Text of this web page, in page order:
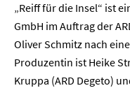
„Reiff für die Insel“ ist
GmbH im Auftrag der
Oliver Schmitz nach
Produzentin ist Heike
Kruppa (ARD Degeto)
Presse